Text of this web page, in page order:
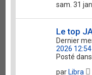
sam. 31
Le top
Dernier
2026 12:54
Posté dans
par Libra